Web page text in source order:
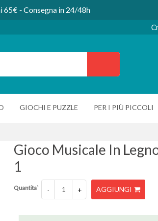
- Consegna in 24/48h
GIOCHI E PUZZLE PER I PIÙ PICCOLI
Gioco Musicale In
1
Quantita` - + AGGIUNGI